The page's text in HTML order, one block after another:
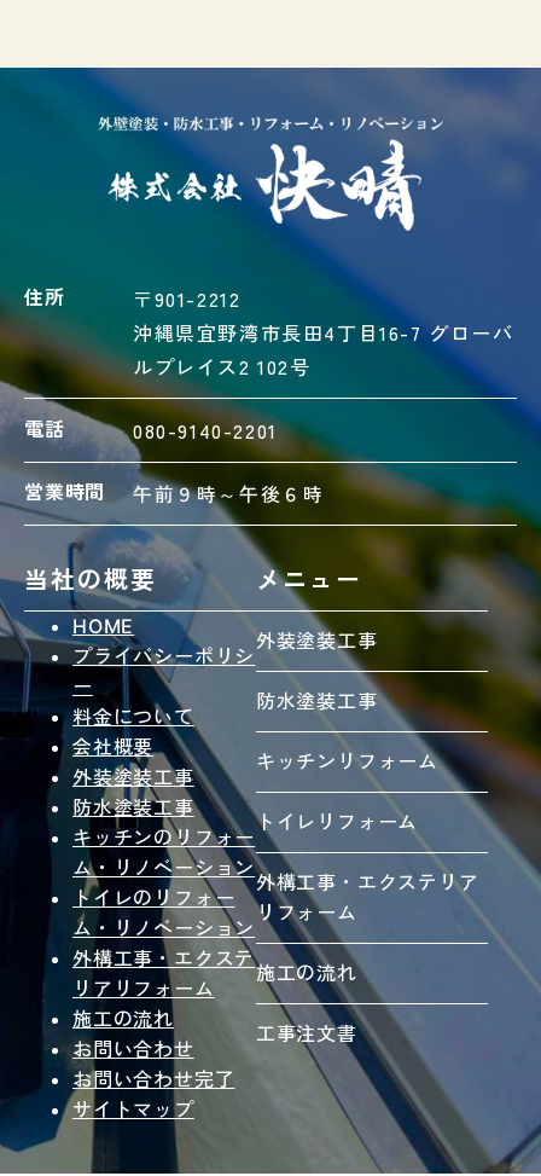
住所
〒901-2212
沖縄県宜野湾市長田4丁目16-7 グローバ
ルプレイス2 102号
電話 080-9140-2201
営業時間 午前９時～午後６時
当社の概要
HOME
プライバシーポリシ
ー
料金について
会社概要
外装塗装工事
防水塗装工事
キッチンのリフォー
ム・リノベーション
トイレのリフォー
ム・リノベーション
外構工事・エクステ
リアリフォーム
施工の流れ
お問い合わせ
お問い合わせ完了
サイトマップ
メニュー
外装塗装工事
防水塗装工事
キッチンリフォーム
トイレリフォーム
外構工事・エクステリア
リフォーム
施工の流れ
工事注文書